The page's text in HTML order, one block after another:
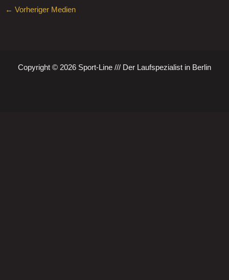
← Vorheriger Medien
Copyright © 2026 Sport-Line /// Der Laufspezialist in Berlin